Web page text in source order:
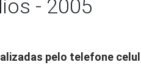
- 2005
pelo telefone